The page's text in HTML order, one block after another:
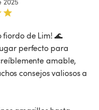
fiordo de Lim! 🌊
perfecto para
amable,
consejos valiosos a